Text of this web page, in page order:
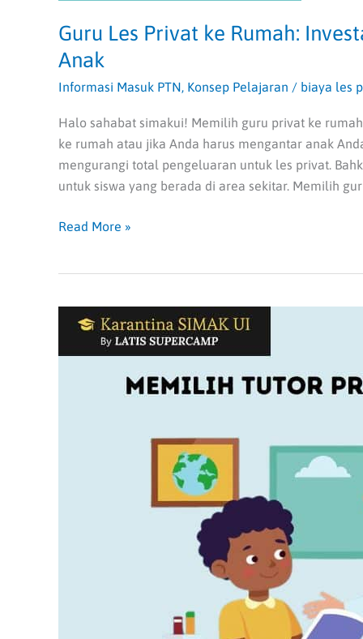
Guru Les Privat ke Rumah:
Anak
Informasi Masuk PTN, Konsep Pelajaran / biaya les
Halo sahabat simakui! Memilih guru privat ke
ke rumah atau jika Anda harus mengantar anak
mengurangi total pengeluaran untuk les privat.
untuk siswa yang berada di area sekitar. Memilih
Anak
Read More »
Panduan
Memilih
Tutor